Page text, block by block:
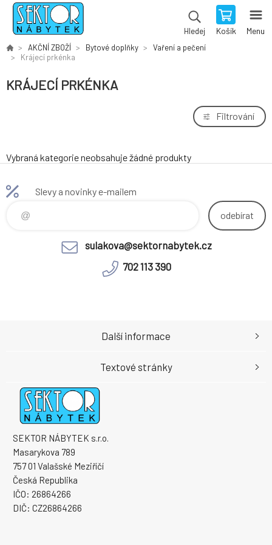
Hledej Košík Menu
AKČNÍ ZBOŽÍ Bytové doplňky
Vaření a pečení
Krájecí prkénka
KRÁJECÍ PRKÉNKA
Filtrování
Vybraná kategorie neobsahuje žádné produkty
Slevy a novinky e-mailem
odebírat
sulakova@sektornabytek.cz
702 113 390
SEKTOR NÁBYTEK s.r.o.
Masarykova 789
757 01 Valašské Meziříčí
Česká Republika
IČO: 26864266
DIČ: CZ26864266
Další informace
Textové stránky